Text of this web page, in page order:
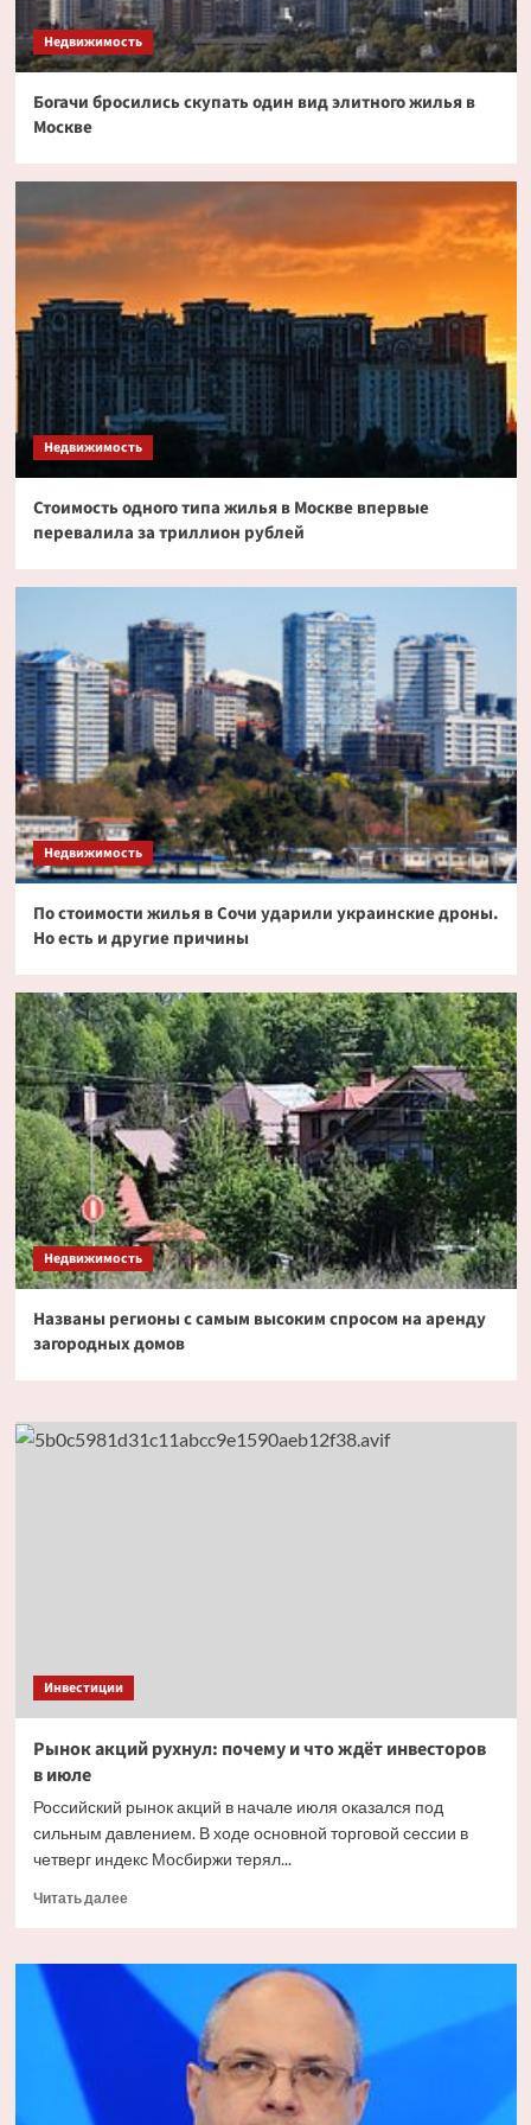
3
токенизированных акциях
Криптовалюта
Криптовалюта
Эксперт PlanB допустил снижение биткоина
до $52 000
Недвижимость
Богачи бросились скупать один вид элитного жилья в
Москве
Недвижимость
Стоимость одного типа жилья в Москве впервые
перевалила за триллион рублей
Недвижимость
По стоимости жилья в Сочи ударили украинские дроны.
Но есть и другие причины
Недвижимость
Названы регионы с самым высоким спросом на аренду
загородных домов
Инвестиции
Рынок акций рухнул: почему и что ждёт инвесторов
в июле
Российский рынок акций в начале июля оказался под
сильным давлением. В ходе основной торговой сессии в
четверг индекс Мосбиржи терял...
Читать далееПрочитать
Рынок
акций
рухнул:
инвесторов